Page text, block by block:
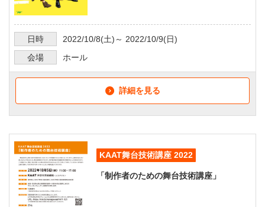
日時 2022/10/8(土)～ 2022/10/9(日)
会場
ホール
詳細を見る
KAAT舞台技術講座 2022
「制作者のための舞台技術講座」